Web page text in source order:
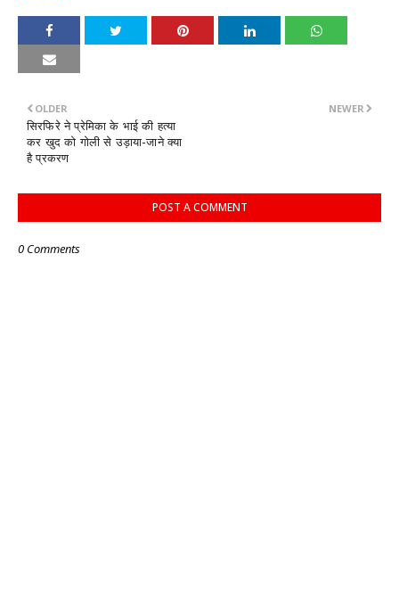
NEWER
OLDER
सिरफिरे ने प्रेमिका के भाई की हत्या
कर खुद को गोली से उड़ाया-जाने क्या
है प्रकरण
POST A COMMENT
0 Comments